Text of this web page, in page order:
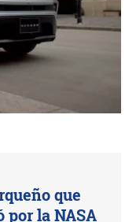
que
por la NASA